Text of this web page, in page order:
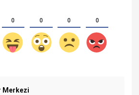
0 0 0 0
Merkezi